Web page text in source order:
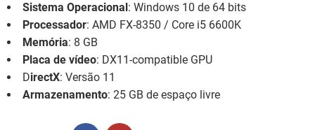
Sistema Operacional: Windows 10 de 64 bits
Processador: AMD FX-8350 / Core i5 6600K
Memória: 8 GB
Placa de vídeo: DX11-compatible GPU
DirectX: Versão 11
Armazenamento: 25 GB de espaço livre